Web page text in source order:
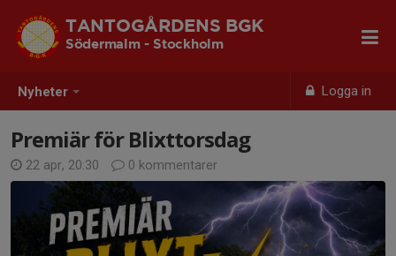
Nyheter Logga in
TANTOGÅRDENS BGK
Södermalm - Stockholm
Premiär för Blixttorsdag
22 apr, 20:30 0 kommentarer